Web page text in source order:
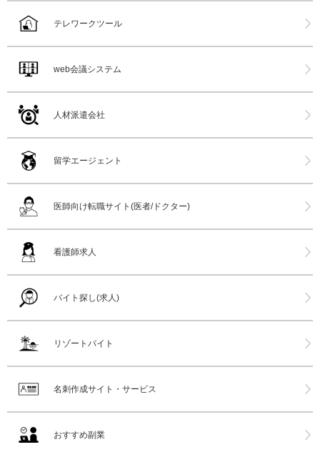
テレワークツール
web会議システム
人材派遣会社
留学エージェント
医師向け転職サイト(医者/ドクター)
看護師求人
バイト探し(求人)
リゾートバイト
名刺作成サイト・サービス
おすすめ副業